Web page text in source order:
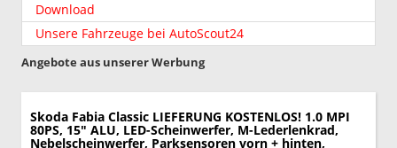
Download
Unsere Fahrzeuge bei AutoScout24
Angebote aus unserer Werbung
Skoda Fabia Classic LIEFERUNG KOSTENLOS! 1.0 MPI
80PS, 15" ALU, LED-Scheinwerfer, M-Lederlenkrad,
Nebelscheinwerfer, Parksensoren vorn + hinten,